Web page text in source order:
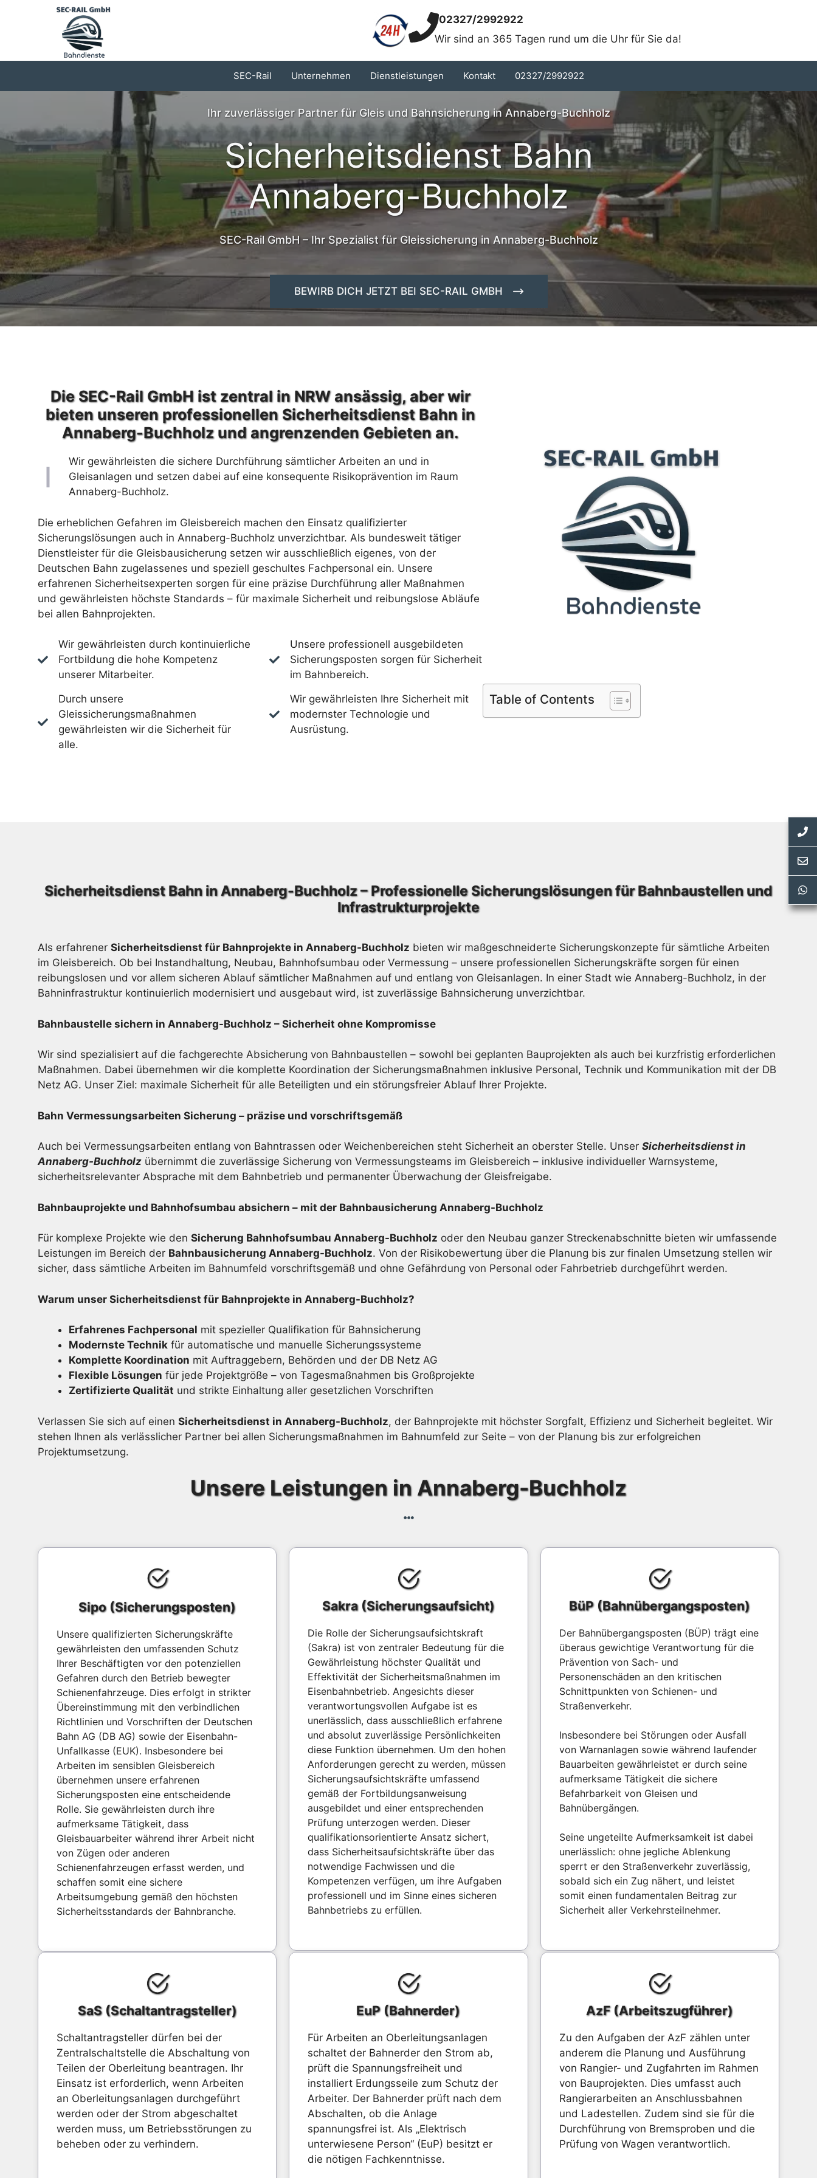
02327/2992922
Wir sind an 365 Tagen rund um die Uhr für Sie da!
SEC-Rail Unternehmen Dienstleistungen Kontakt 02327/2992922
Ihr zuverlässiger Partner für Gleis und Bahnsicherung in Annaberg-Buchholz
Sicherheitsdienst Bahn
Annaberg-Buchholz
SEC-Rail GmbH – Ihr Spezialist für Gleissicherung in Annaberg-Buchholz
BEWIRB DICH JETZT BEI SEC-RAIL GMBH
Die SEC-Rail GmbH ist zentral in NRW ansässig, aber wir
bieten unseren professionellen Sicherheitsdienst Bahn in
Annaberg-Buchholz und angrenzenden Gebieten an.
Wir gewährleisten die sichere Durchführung sämtlicher Arbeiten an und in
Gleisanlagen und setzen dabei auf eine konsequente Risikoprävention im Raum
Annaberg-Buchholz.
Die erheblichen Gefahren im Gleisbereich machen den Einsatz qualifizierter
Sicherungslösungen auch in Annaberg-Buchholz unverzichtbar. Als bundesweit tätiger
Dienstleister für die Gleisbausicherung setzen wir ausschließlich eigenes, von der
Deutschen Bahn zugelassenes und speziell geschultes Fachpersonal ein. Unsere
erfahrenen Sicherheitsexperten sorgen für eine präzise Durchführung aller Maßnahmen
und gewährleisten höchste Standards – für maximale Sicherheit und reibungslose Abläufe
bei allen Bahnprojekten.
Wir gewährleisten durch kontinuierliche
Fortbildung die hohe Kompetenz
unserer Mitarbeiter.
Durch unsere
Gleissicherungsmaßnahmen
gewährleisten wir die Sicherheit für
alle.
Unsere professionell ausgebildeten
Sicherungsposten sorgen für Sicherheit
im Bahnbereich.
Wir gewährleisten Ihre Sicherheit mit
modernster Technologie und
Ausrüstung.
Table of Contents
Sicherheitsdienst Bahn in Annaberg-Buchholz – Professionelle Sicherungslösungen für Bahnbaustellen und
Infrastrukturprojekte
Als erfahrener Sicherheitsdienst für Bahnprojekte in Annaberg-Buchholz bieten wir maßgeschneiderte Sicherungskonzepte für sämtliche Arbeiten
im Gleisbereich. Ob bei Instandhaltung, Neubau, Bahnhofsumbau oder Vermessung – unsere professionellen Sicherungskräfte sorgen für einen
reibungslosen und vor allem sicheren Ablauf sämtlicher Maßnahmen auf und entlang von Gleisanlagen. In einer Stadt wie Annaberg-Buchholz, in der
Bahninfrastruktur kontinuierlich modernisiert und ausgebaut wird, ist zuverlässige Bahnsicherung unverzichtbar.
Bahnbaustelle sichern in Annaberg-Buchholz – Sicherheit ohne Kompromisse
Wir sind spezialisiert auf die fachgerechte Absicherung von Bahnbaustellen – sowohl bei geplanten Bauprojekten als auch bei kurzfristig erforderlichen
Maßnahmen. Dabei übernehmen wir die komplette Koordination der Sicherungsmaßnahmen inklusive Personal, Technik und Kommunikation mit der DB
Netz AG. Unser Ziel: maximale Sicherheit für alle Beteiligten und ein störungsfreier Ablauf Ihrer Projekte.
Bahn Vermessungsarbeiten Sicherung – präzise und vorschriftsgemäß
Auch bei Vermessungsarbeiten entlang von Bahntrassen oder Weichenbereichen steht Sicherheit an oberster Stelle. Unser Sicherheitsdienst in
Annaberg-Buchholz übernimmt die zuverlässige Sicherung von Vermessungsteams im Gleisbereich – inklusive individueller Warnsysteme,
sicherheitsrelevanter Absprache mit dem Bahnbetrieb und permanenter Überwachung der Gleisfreigabe.
Bahnbauprojekte und Bahnhofsumbau absichern – mit der Bahnbau­sicherung Annaberg-Buchholz
Für komplexe Projekte wie den Sicherung Bahnhofsumbau Annaberg-Buchholz oder den Neubau ganzer Streckenabschnitte bieten wir umfassende
Leistungen im Bereich der Bahnbausicherung Annaberg-Buchholz. Von der Risikobewertung über die Planung bis zur finalen Umsetzung stellen wir
sicher, dass sämtliche Arbeiten im Bahnumfeld vorschriftsgemäß und ohne Gefährdung von Personal oder Fahrbetrieb durchgeführt werden.
Warum unser Sicherheitsdienst für Bahnprojekte in Annaberg-Buchholz?
Erfahrenes Fachpersonal mit spezieller Qualifikation für Bahnsicherung
Modernste Technik für automatische und manuelle Sicherungssysteme
Komplette Koordination mit Auftraggebern, Behörden und der DB Netz AG
Flexible Lösungen für jede Projektgröße – von Tagesmaßnahmen bis Großprojekte
Zertifizierte Qualität und strikte Einhaltung aller gesetzlichen Vorschriften
Verlassen Sie sich auf einen Sicherheitsdienst in Annaberg-Buchholz, der Bahnprojekte mit höchster Sorgfalt, Effizienz und Sicherheit begleitet. Wir
stehen Ihnen als verlässlicher Partner bei allen Sicherungsmaßnahmen im Bahnumfeld zur Seite – von der Planung bis zur erfolgreichen
Projektumsetzung.
Unsere Leistungen in Annaberg-Buchholz
Sipo (Sicherungsposten)
Unsere qualifizierten Sicherungskräfte
gewährleisten den umfassenden Schutz
Ihrer Beschäftigten vor den potenziellen
Gefahren durch den Betrieb bewegter
Schienenfahrzeuge. Dies erfolgt in strikter
Übereinstimmung mit den verbindlichen
Richtlinien und Vorschriften der Deutschen
Bahn AG (DB AG) sowie der Eisenbahn-
Unfallkasse (EUK). Insbesondere bei
Arbeiten im sensiblen Gleisbereich
übernehmen unsere erfahrenen
Sicherungsposten eine entscheidende
Rolle. Sie gewährleisten durch ihre
aufmerksame Tätigkeit, dass
Gleisbauarbeiter während ihrer Arbeit nicht
von Zügen oder anderen
Schienenfahrzeugen erfasst werden, und
schaffen somit eine sichere
Arbeitsumgebung gemäß den höchsten
Sicherheitsstandards der Bahnbranche.
Sakra (Sicherungsaufsicht)
Die Rolle der Sicherungsaufsichtskraft
(Sakra) ist von zentraler Bedeutung für die
Gewährleistung höchster Qualität und
Effektivität der Sicherheitsmaßnahmen im
Eisenbahnbetrieb. Angesichts dieser
verantwortungsvollen Aufgabe ist es
unerlässlich, dass ausschließlich erfahrene
und absolut zuverlässige Persönlichkeiten
diese Funktion übernehmen. Um den hohen
Anforderungen gerecht zu werden, müssen
Sicherungsaufsichtskräfte umfassend
gemäß der Fortbildungsanweisung
ausgebildet und einer entsprechenden
Prüfung unterzogen werden. Dieser
qualifikationsorientierte Ansatz sichert,
dass Sicherheitsaufsichtskräfte über das
notwendige Fachwissen und die
Kompetenzen verfügen, um ihre Aufgaben
professionell und im Sinne eines sicheren
Bahnbetriebs zu erfüllen.
BüP (Bahnübergangsposten)
Der Bahnübergangsposten (BÜP) trägt eine
überaus gewichtige Verantwortung für die
Prävention von Sach- und
Personenschäden an den kritischen
Schnittpunkten von Schienen- und
Straßenverkehr.
Insbesondere bei Störungen oder Ausfall
von Warnanlagen sowie während laufender
Bauarbeiten gewährleistet er durch seine
aufmerksame Tätigkeit die sichere
Befahrbarkeit von Gleisen und
Bahnübergängen.
Seine ungeteilte Aufmerksamkeit ist dabei
unerlässlich: ohne jegliche Ablenkung
sperrt er den Straßenverkehr zuverlässig,
sobald sich ein Zug nähert, und leistet
somit einen fundamentalen Beitrag zur
Sicherheit aller Verkehrsteilnehmer.
SaS (Schaltantragsteller)
Schaltantragsteller dürfen bei der
Zentralschaltstelle die Abschaltung von
Teilen der Oberleitung beantragen. Ihr
Einsatz ist erforderlich, wenn Arbeiten
an Oberleitungsanlagen durchgeführt
werden oder der Strom abgeschaltet
werden muss, um Betriebsstörungen zu
beheben oder zu verhindern.
EuP (Bahnerder)
Für Arbeiten an Oberleitungsanlagen
schaltet der Bahnerder den Strom ab,
prüft die Spannungsfreiheit und
installiert Erdungsseile zum Schutz der
Arbeiter. Der Bahnerder prüft nach dem
Abschalten, ob die Anlage
spannungsfrei ist. Als „Elektrisch
unterwiesene Person“ (EuP) besitzt er
die nötigen Fachkenntnisse.
AzF (Arbeitszugführer)
Zu den Aufgaben der AzF zählen unter
anderem die Planung und Ausführung
von Rangier- und Zugfahrten im Rahmen
von Bauprojekten. Dies umfasst auch
Rangierarbeiten an Anschlussbahnen
und Ladestellen. Zudem sind sie für die
Durchführung von Bremsproben und die
Prüfung von Wagen verantwortlich.